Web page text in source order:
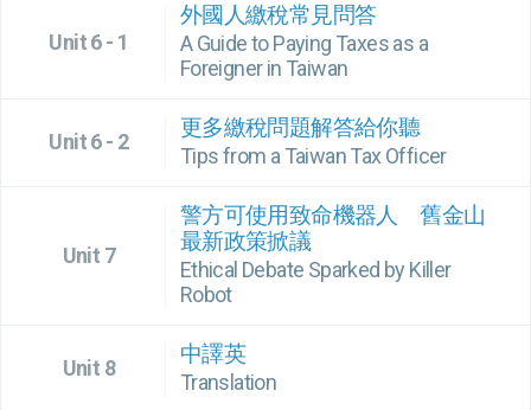
Unit 6 - 1
外國人繳稅常見問答
A Guide to Paying Taxes as a
Foreigner in Taiwan
Unit 6 - 2
更多繳稅問題解答給你聽
Tips from a Taiwan Tax Officer
Unit 7
警方可使用致命機器人 舊金山
最新政策掀議
Ethical Debate Sparked by Killer
Robot
Unit 8
中譯英
Translation